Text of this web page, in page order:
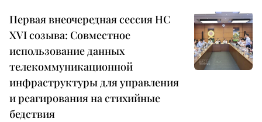
Первая внеочередная сессия НС
XVI созыва: Совместное
использование данных
телекоммуникационной
инфраструктуры для управления
и реагирования на стихийные
бедствия